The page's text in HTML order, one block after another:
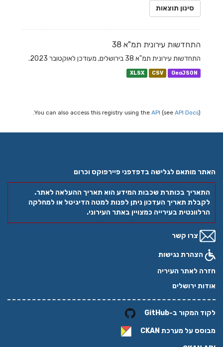
סינון תוצאות
התחדשות עירונית תמ"א 38
התחדשות עירונית תמ"א 38 בירושלים, מעודכן לאוקטובר 2023.
XLSX CSV GeoJSON
You can also access this registry using the API (see API Docs).
האתר מותאם לגלישה בדפדפני פיירפוקס וכרום
התאריך בכותרת שכבות המידע הוא תאריך ההעלאה לאתר.
לקבלת תאריך העדכון ניתן לפנות למטה הדיגיטל או למחלקה
הרלוונטית בעירייה כמצויין באתר העירוני.
צרו קשר
הצהרת נגישות
חזרה לאתר העיריה
אודות ירושלים
לקוד המקור ב-GitHub
מבוסס על מערכת CKAN